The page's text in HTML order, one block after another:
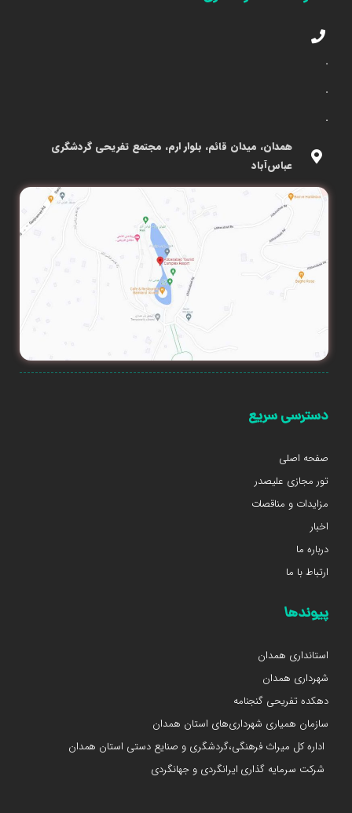
.
.
.
همدان، میدان قائم، بلوار ارم، مجتمع تفریحی گردشگری
عباس‌آباد
دسترسی سریع
صفحه اصلی
تور مجازی علیصدر
مزایدات و مناقصات
اخبار
درباره ما
ارتباط با ما
پیوندها
استانداری همدان
شهرداری همدان
دهکده تفریحی گنجنامه
سازمان همیاری شهرداری‌های استان همدان
اداره کل میراث فرهنگی،گردشگری و صنایع دستی استان همدان
شرکت سرمایه گذاری ایرانگردی و جهانگردی